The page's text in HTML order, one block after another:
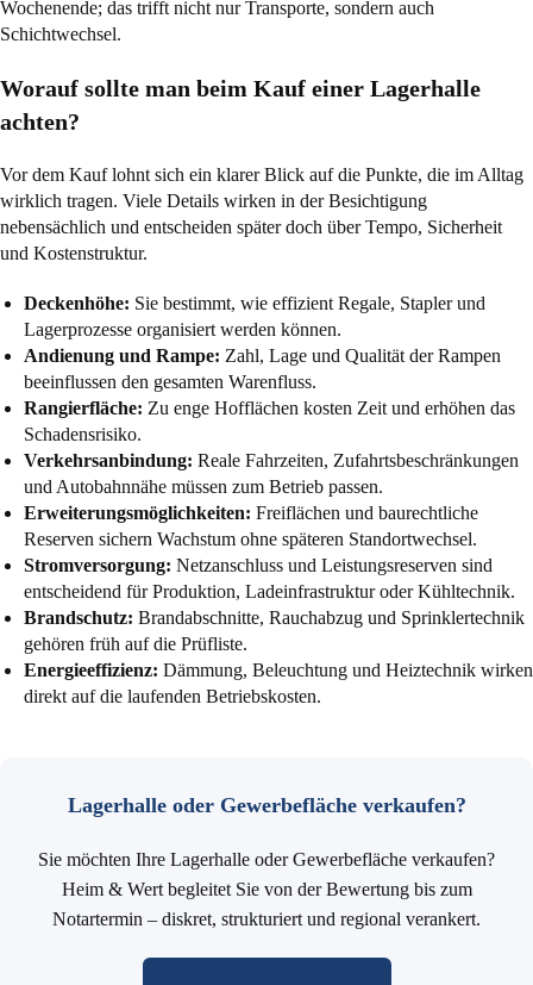
Wochenende; das trifft nicht nur Transporte, sondern auch
Schichtwechsel.
Worauf sollte man beim Kauf einer Lagerhalle
achten?
Vor dem Kauf lohnt sich ein klarer Blick auf die Punkte, die im Alltag
wirklich tragen. Viele Details wirken in der Besichtigung
nebensächlich und entscheiden später doch über Tempo, Sicherheit
und Kostenstruktur.
Deckenhöhe: Sie bestimmt, wie effizient Regale, Stapler und
Lagerprozesse organisiert werden können.
Andienung und Rampe: Zahl, Lage und Qualität der Rampen
beeinflussen den gesamten Warenfluss.
Rangierfläche: Zu enge Hofflächen kosten Zeit und erhöhen das
Schadensrisiko.
Verkehrsanbindung: Reale Fahrzeiten, Zufahrtsbeschränkungen
und Autobahnnähe müssen zum Betrieb passen.
Erweiterungsmöglichkeiten: Freiflächen und baurechtliche
Reserven sichern Wachstum ohne späteren Standortwechsel.
Stromversorgung: Netzanschluss und Leistungsreserven sind
entscheidend für Produktion, Ladeinfrastruktur oder Kühltechnik.
Brandschutz: Brandabschnitte, Rauchabzug und Sprinklertechnik
gehören früh auf die Prüfliste.
Energieeffizienz: Dämmung, Beleuchtung und Heiztechnik wirken
direkt auf die laufenden Betriebskosten.
Lagerhalle oder Gewerbefläche verkaufen?
Sie möchten Ihre Lagerhalle oder Gewerbefläche verkaufen?
Heim & Wert begleitet Sie von der Bewertung bis zum
Notartermin – diskret, strukturiert und regional verankert.